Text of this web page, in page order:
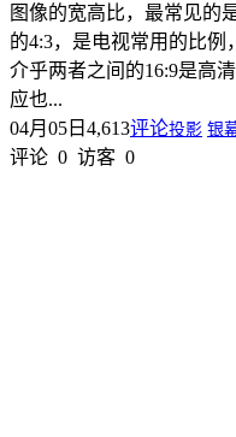
图像的宽高比，最常见的
的4:3，是电视常用的比例
介乎两者之间的16:9是高
应也...
04月05日 4,613评论投影 银
评论 0 访客 0